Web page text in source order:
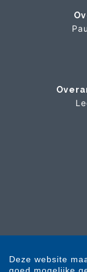
Deze website